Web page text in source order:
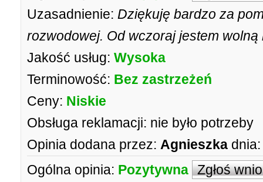
Uzasadnienie: Dziękuję bardzo za
rozwodowej. Od wczoraj jestem
Jakość usług: Wysoka
Terminowość: Bez zastrzeżeń
Ceny: Niskie
Obsługa reklamacji: nie było potrzeby
Opinia dodana przez: Agnieszka dnia:
Ogólna opinia: Pozytywna Zgłoś